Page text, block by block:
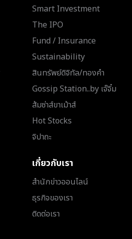
Smart Investment
The IPO
Fund / Insurance
Sustainability
สินทรัพย์ดิจิทัล/ทองคำ
Gossip Station..by เจ๊จิ๋ม
ส้มซ่าส์ขาเม้าส์
Hot Stocks
จิปาถะ
เกี่ยวกับเรา
สำนักข่าวออนไลน์
ธุรกิจของเรา
ติดต่อเรา